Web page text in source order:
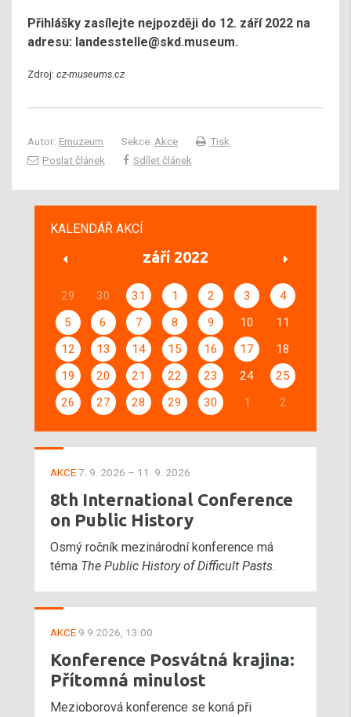
Přihlášky zasílejte nejpozději do 12. září 2022 na
adresu: landesstelle@skd.museum.
Zdroj: cz-museums.cz
Autor: Emuzeum Sekce: Akce
Tisk
Poslat článek
Sdílet článek
KALENDÁŘ AKCÍ
září 2022
29 30 31 1 2 3
4
5
6 7 8 9 10
11
12
13 14 15 16 17
18
19
20 21 22 23 24
25
26
27 28 29 30 1 2
AKCE7. 9. 2026 – 11. 9. 2026
8th International Conference
on Public History
Osmý ročník mezinárodní konference má
téma The Public History of Difficult Pasts.
AKCE 9.9.2026, 13:00
Konference Posvátná krajina:
Přítomná minulost
Mezioborová konference se koná při